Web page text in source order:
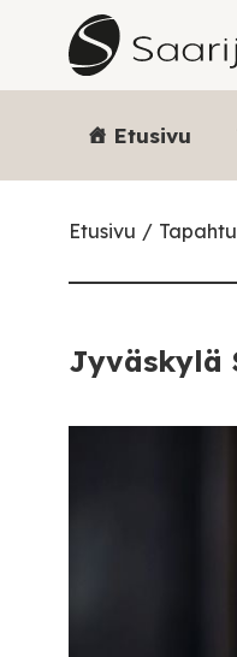
Skip to content
Etusivu
Etusivu
Jyväskylä